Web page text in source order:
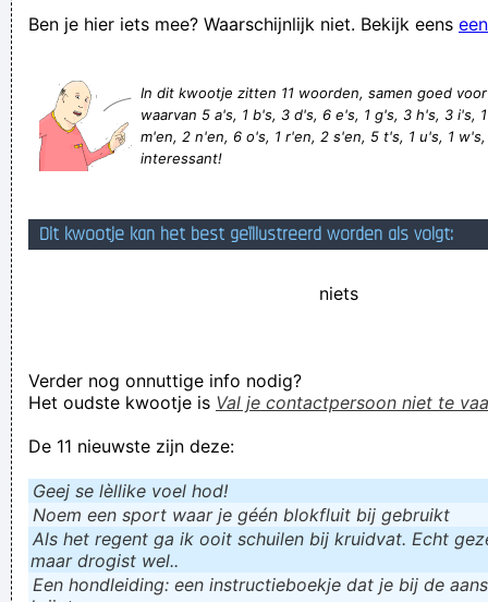
Elkaar omduwen màg!!!
Mijn schoonmoder heeft geen kinderen :(
Als zeep op de vloer valt, is de zeep dan vuil of de vloer dan
euhm... Ik snap het geheel"Club Brugge" niet. Ik snàp het
E1000jen wat vind je het belangrijkste, de match of de
wie de lakens uitdeelt kan ze opgevouwen terug verwachten
Ben je hier iets mee? Waarschijnlijk niet. Bekijk eens
In dit kwootje zitten 11 woorden, samen goed
waarvan 5 a's, 1 b's, 3 d's, 6 e's, 1 g's, 3 h's, 3 i's,
m'en, 2 n'en, 6 o's, 1 r'en, 2 s'en, 5 t's, 1 u's, 1
interessant!
Dit kwootje kan het best geïllustreerd worden als volgt:
niets
Verder nog onnuttige info nodig?
Het oudste kwootje is Val je contactpersoon niet te
De 11 nieuwste zijn deze:
Geej se lèllike voel hod!
Noem een sport waar je géén blokfluit bij gebruikt
Als het regent ga ik ooit schuilen bij kruidvat. Echt
maar drogist wel..
Een hondleiding: een instructieboekje dat je bij de